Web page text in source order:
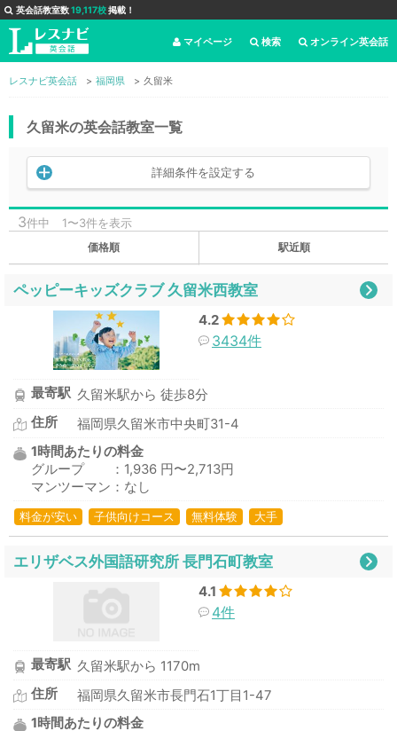
英会話教室数19,117校掲載！
オンライン英会話
検索
マイページ
レスナビ英会話 福岡県 久留米
久留米の英会話教室一覧
詳細条件を設定する
3件中 1〜3件を表示
価格順 駅近順
ペッピーキッズクラブ 久留米西教室
4.2
3434件
最寄駅 久留米駅から 徒歩8分
住所
福岡県久留米市中央町31-4
1時間あたりの料金
グループ ：1,936 円〜2,713円
マンツーマン：なし
料金が安い 子供向けコース 無料体験 大手
エリザベス外国語研究所 長門石町教室
4.1
4件
最寄駅 久留米駅から 1170m
住所
福岡県久留米市長門石1丁目1-47
1時間あたりの料金